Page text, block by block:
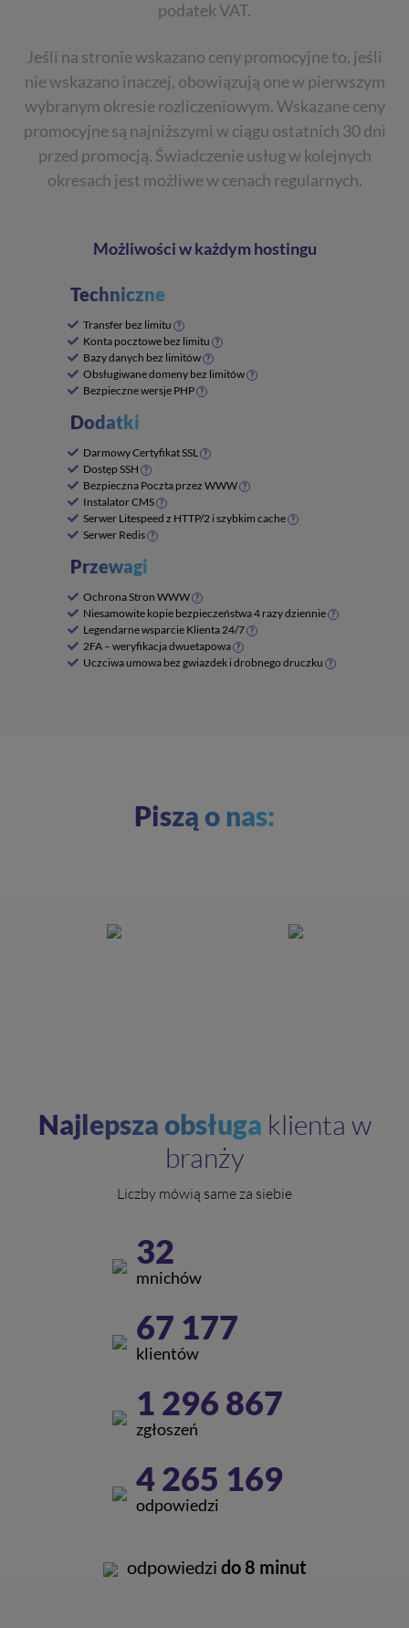
podatek VAT.
Jeśli na stronie wskazano ceny promocyjne to, jeśli
nie wskazano inaczej, obowiązują one w pierwszym
wybranym okresie rozliczeniowym. Wskazane ceny
promocyjne są najniższymi w ciągu ostatnich 30 dni
przed promocją. Świadczenie usług w kolejnych
okresach jest możliwe w cenach regularnych.
Możliwości w każdym hostingu
Techniczne
Transfer bez limitu ?
Konta pocztowe bez limitu ?
Bazy danych bez limitów ?
Obsługiwane domeny bez limitów ?
Bezpieczne wersje PHP ?
Dodatki
Darmowy Certyfikat SSL ?
Dostęp SSH ?
Bezpieczna Poczta przez WWW ?
Instalator CMS ?
Serwer Litespeed z HTTP/2 i szybkim cache ?
Serwer Redis ?
Przewagi
Ochrona Stron WWW ?
Niesamowite kopie bezpieczeństwa 4 razy dziennie ?
Legendarne wsparcie Klienta 24/7 ?
2FA – weryfikacja dwuetapowa ?
Uczciwa umowa bez gwiazdek i drobnego druczku ?
Piszą o nas:
Najlepsza obsługa klienta w
branży
Liczby mówią same za siebie
32
mnichów
67 177
klientów
1 296 867
zgłoszeń
4 265 169
odpowiedzi
odpowiedzi do 8 minut